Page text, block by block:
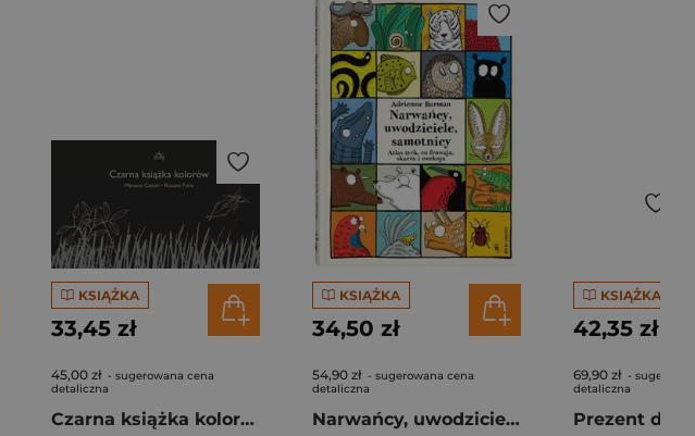
KSIĄŻKA
33,45 zł
45,00 zł - sugerowana cena
detaliczna
Czarna książka kolorów
KSIĄŻKA
34,50 zł
54,90 zł - sugerowana cena
detaliczna
Narwańcy, uwodziciele, samotnicy Atlas tych, co fruwają, skaczą i nurkują
KSIĄŻKA
42,35 zł
69,90 zł -
detaliczna
Prezent dla